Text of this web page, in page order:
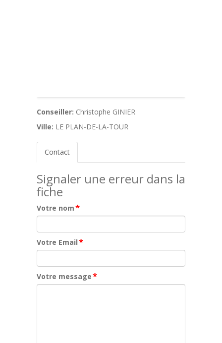
Conseiller: Christophe GINIER
Ville: LE PLAN-DE-LA-TOUR
Contact
Signaler une erreur dans la
fiche
Votre nom*
Votre Email*
Votre message*